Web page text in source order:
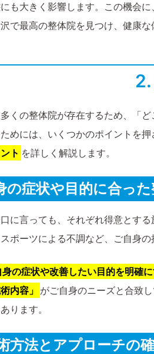
も大きく影響します。この機会に、
で最高の整体院を見つけ、健康な
くの整体院が存在するため、「
めには、いくつかのポイントを
ト を詳しく解説します。
の症状や目的に合っ
に言っても、それぞれ得意とす
ポーツによる不調など、ご自身
身の症状や改善したい目的を明確
内容」 がご自身のニーズと合致
ります。
方法とアプローチの